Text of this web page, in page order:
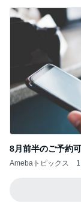
8月前半のご予約
Amebaトピックス